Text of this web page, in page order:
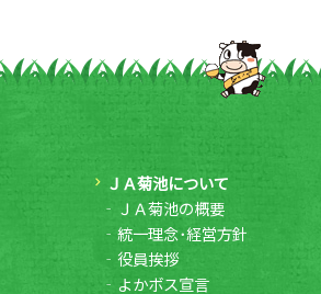
ＪＡ菊池について
ＪＡ菊池の概要
統一理念･経営方針
役員挨拶
よかボス宣言